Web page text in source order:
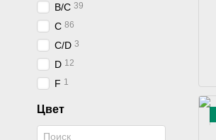
B/C 39
C 86
C/D 3
D 12
F 1
Цвет